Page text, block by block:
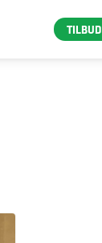
TILBUD